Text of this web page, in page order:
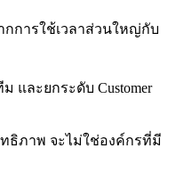
กการใช้เวลาส่วนใหญ่กับ
และยกระดับ Customer
ทธิภาพ จะไม่ใช่องค์กรที่มี